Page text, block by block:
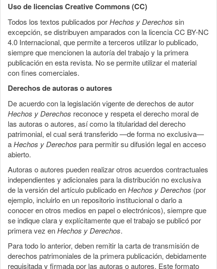
Uso de licencias Creative Commons (CC)
Todos los textos publicados porHechos y Derechos sin
excepción, se distribuyen amparados con la licencia CC BY-NC
4.0 Internacional, que permite a terceros utilizar lo publicado,
siempre que mencionen la autoría del trabajo y la primera
publicación en esta revista. No se permite utilizar el material
con fines comerciales.
Derechos de autoras o autores
De acuerdo con la legislación vigente de derechos de autor
Hechos y Derechos reconoce y respeta el derecho moral de
las autoras o autores, así como la titularidad del derecho
patrimonial, el cual será transferido —de forma no exclusiva—
aHechos y Derechos para permitir su difusión legal en acceso
abierto.
Autoras o autores pueden realizar otros acuerdos contractuales
independientes y adicionales para la distribución no exclusiva
de la versión del artículo publicado enHechos y Derechos (por
ejemplo, incluirlo en un repositorio institucional o darlo a
conocer en otros medios en papel o electrónicos), siempre que
se indique clara y explícitamente que el trabajo se publicó por
primera vez enHechos y Derechos.
Para todo lo anterior, deben remitir la carta de transmisión de
derechos patrimoniales de la primera publicación, debidamente
requisitada y firmada por las autoras o autores. Este formato